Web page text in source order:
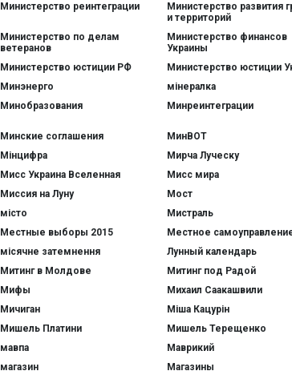
Министерство реинтеграции
Министерство развития
и территорий
Министерство по делам
ветеранов
Министерство финансов
Украины
Министерство юстиции РФ
Министерство юстиции
Минэнерго
мінералка
Минобразования
Минреинтеграции
Минские соглашения
МинВОТ
Мінцифра
Мирча Луческу
Мисс Украина Вселенная
Мисс мира
Миссия на Луну
Мост
місто
Мистраль
Местные выборы 2015
Местное
місячне затемнення
Лунный календарь
Митинг в Молдове
Митинг под Радой
Мифы
Михаил Саакашвили
Мичиган
Міша Кацурін
Мишель Платини
Мишель Терещенко
мавпа
Маврикий
магазин
Магазины